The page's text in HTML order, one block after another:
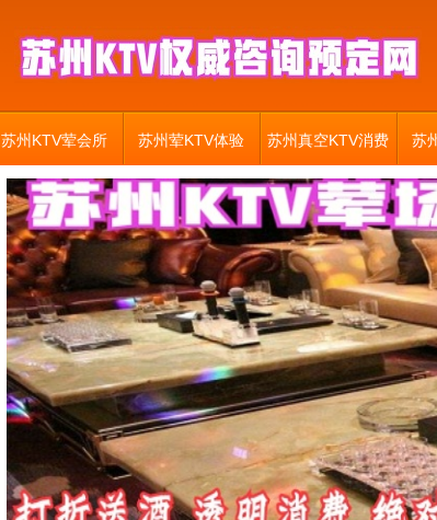
苏州KTV荤会所 苏州荤KTV体验 苏州真空KTV消费 苏